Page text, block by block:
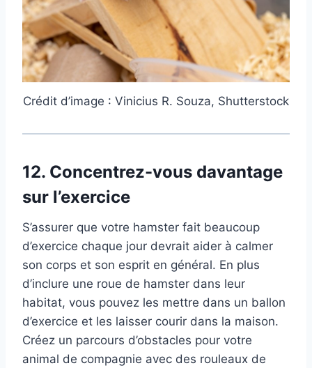
Crédit d’image : Vinicius R. Souza, Shutterstock
12. Concentrez-vous davantage
sur l’exercice
S’assurer que votre hamster fait beaucoup
d’exercice chaque jour devrait aider à calmer
son corps et son esprit en général. En plus
d’inclure une roue de hamster dans leur
habitat, vous pouvez les mettre dans un ballon
d’exercice et les laisser courir dans la maison.
Créez un parcours d’obstacles pour votre
animal de compagnie avec des rouleaux de